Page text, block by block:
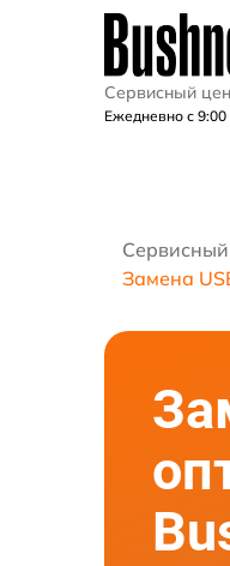
Сервисный
Ежедневно с 9:00
Сервисный
Замена